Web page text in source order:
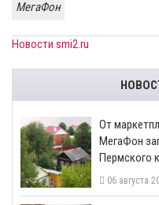
МегаФон
Новости smi2.ru
От
МегаФон
Пермского
06 августа